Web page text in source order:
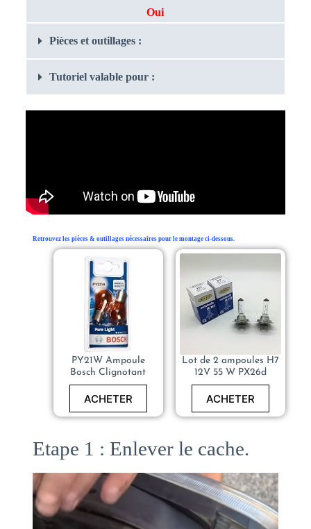
Oui
Pièces et outillages :
Tutoriel valable pour :
Retrouvez les pièces & outillages nécessaires pour le montage ci-dessous.
PY21W Ampoule
Bosch Clignotant
ACHETER
Lot de 2 ampoules H7
12V 55 W PX26d
ACHETER
Etape 1 : Enlever le cache.